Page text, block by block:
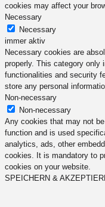
cookies may affect your
Necessary
Necessary
immer aktiv
Necessary cookies are
properly. This category only
functionalities and security
store any personal
Non-necessary
Non-necessary
Any cookies that may not
function and is used
analytics, ads, other
cookies. It is mandatory to
cookies on your website.
SPEICHERN &